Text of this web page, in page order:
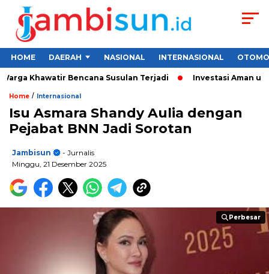
HOME DAERAH NASIONAL INTERNASIONAL
Khawatir Bencana Susulan Terjadi Investasi Aman untuk
Home / Internasional
Isu Asmara Shandy Aulia dengan
Pejabat BNN Jadi Sorotan
Jambisun
- Jurnalis
Minggu, 21 Desember 2025
Perbesar
Perbesar